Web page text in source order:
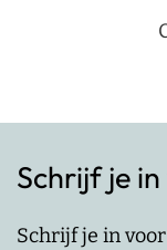
Schrijf je
Schrijf je in